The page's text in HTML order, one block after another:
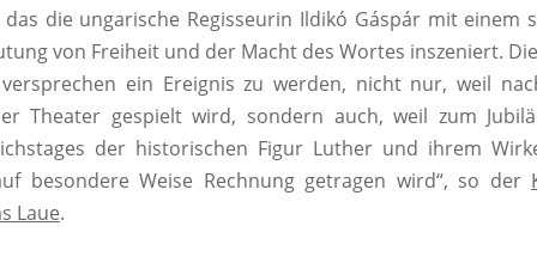
die ungarische Regisseurin Ildikó Gáspár mit einem
von Freiheit und der Macht des Wortes inszeniert.
ein Ereignis zu werden, nicht nur, weil
Theater gespielt wird, sondern auch, weil zum
der historischen Figur Luther und ihrem
besondere Weise Rechnung getragen wird“, so der
Laue.